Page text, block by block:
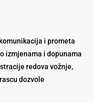
i prometa
izmjenama i dopunama
redova vožnje,
dozvole